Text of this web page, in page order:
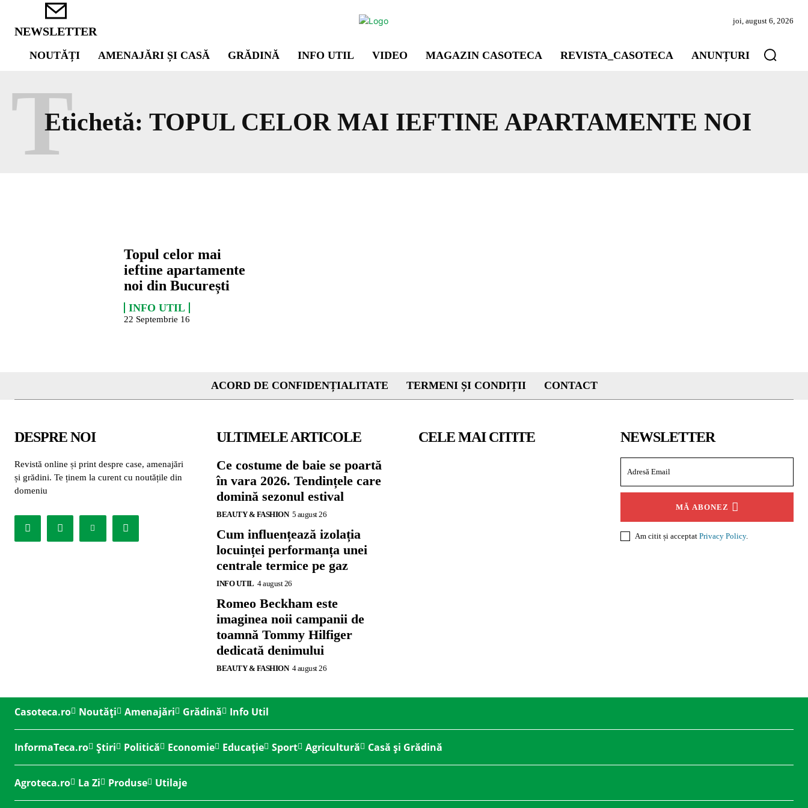
NEWSLETTER
joi, august 6, 2026
NOUTĂȚI AMENAJĂRI ȘI CASĂ GRĂDINĂ INFO UTIL VIDEO MAGAZIN CASOTECA REVISTA_CASOTECA ANUNȚURI
Etichetă: TOPUL CELOR MAI IEFTINE APARTAMENTE NOI
T
Topul celor mai
ieftine apartamente
noi din București
INFO UTIL
22 Septembrie 16
ACORD DE CONFIDENȚIALITATE TERMENI ȘI CONDIȚII CONTACT
DESPRE NOI
Revistă online și print despre case, amenajări
și grădini. Te ținem la curent cu noutățile din
domeniu
ULTIMELE ARTICOLE
Ce costume de baie se poartă
în vara 2026. Tendințele care
domină sezonul estival
BEAUTY & FASHION 5 august 26
Cum influențează izolația
locuinței performanța unei
centrale termice pe gaz
INFO UTIL 4 august 26
Romeo Beckham este
imaginea noii campanii de
toamnă Tommy Hilfiger
dedicată denimului
BEAUTY & FASHION 4 august 26
CELE MAI CITITE NEWSLETTER
MĂ ABONEZ
Am citit și acceptat Privacy Policy.
Casoteca.ro Noutăți Amenajări Grădină Info Util
InformaTeca.ro Știri Politică Economie Educație Sport Agricultură Casă și Grădină
Agroteca.ro La Zi Produse Utilaje